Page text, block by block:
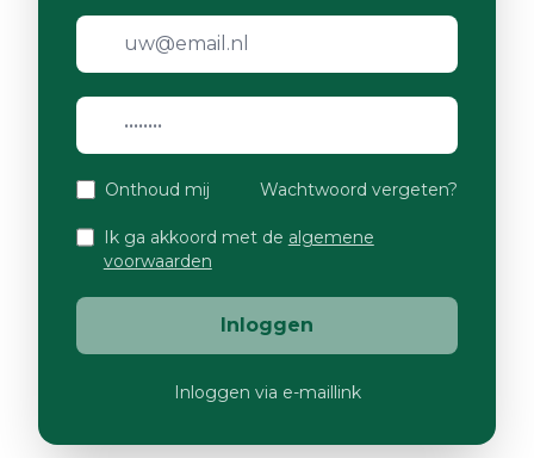
Onthoud mij Wachtwoord vergeten?
Ik ga akkoord met de algemene
voorwaarden
Inloggen
Inloggen via e-maillink